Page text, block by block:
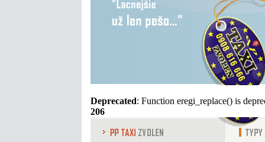
Deprecated: Function eregi_replace() is
206